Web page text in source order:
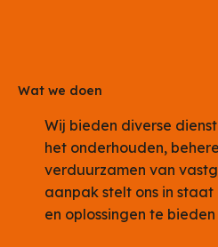
Wat we doen
Wij bieden diverse
het onderhouden,
verduurzamen van
aanpak stelt ons in
en oplossingen te